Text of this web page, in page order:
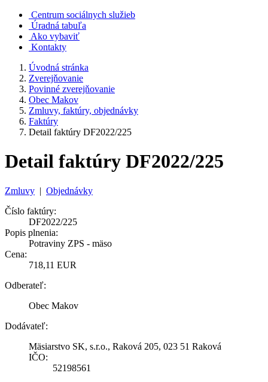
Centrum sociálnych služieb
Úradná tabuľa
Ako vybaviť
Kontakty
Úvodná stránka
Zverejňovanie
Povinné zverejňovanie
Obec Makov
Zmluvy, faktúry, objednávky
Faktúry
Detail faktúry DF2022/225
Detail faktúry DF2022/225
Zmluvy | Objednávky
Číslo faktúry:
DF2022/225
Popis plnenia:
Potraviny ZPS - mäso
Cena:
718,11 EUR
Odberateľ:
Obec Makov
Dodávateľ:
Mäsiarstvo SK, s.r.o., Raková 205, 023 51 Raková
IČO:
52198561